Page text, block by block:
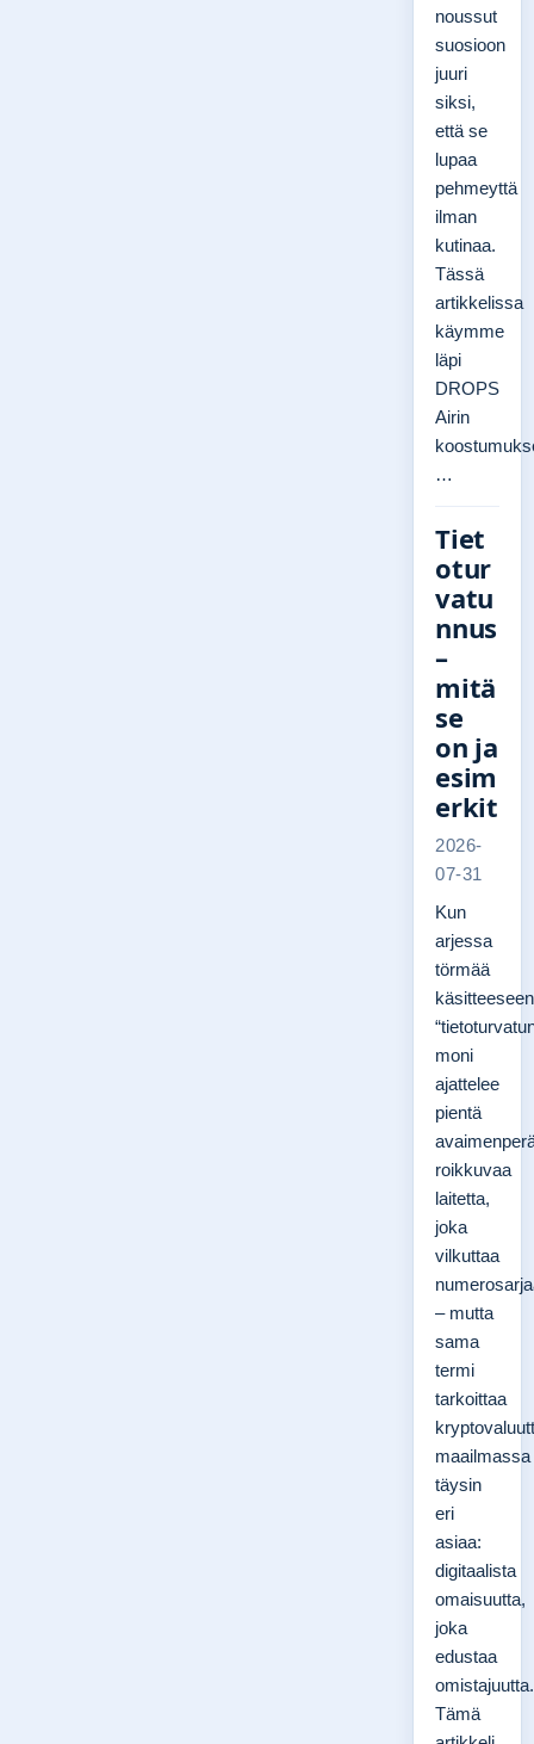
noussut
suosioon
juuri
siksi,
että se
lupaa
pehmeyttä
ilman
kutinaa.
Tässä
artikkelissa
käymme
läpi
DROPS
Airin
…
Tiet
otur
vatu
nnus
–
mitä
se
on ja
esim
erkit
2026-
07-31
Kun
arjessa
törmää
käsitteeseen
moni
ajattelee
pientä
roikkuvaa
laitetta,
joka
vilkuttaa
– mutta
sama
termi
tarkoittaa
maailmassa
täysin
eri
asiaa:
digitaalista
omaisuutta,
joka
edustaa
omistajuutta.
Tämä